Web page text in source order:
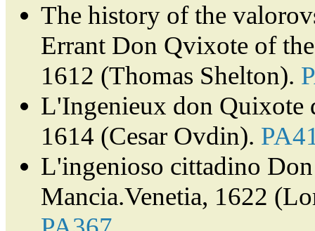
The history of the
Errant Don Qvixote of
1612 (Thomas Shelton).
L'Ingenieux don Quixote
1614 (Cesar Ovdin).
L'ingenioso cittadino
Mancia.Venetia, 1622